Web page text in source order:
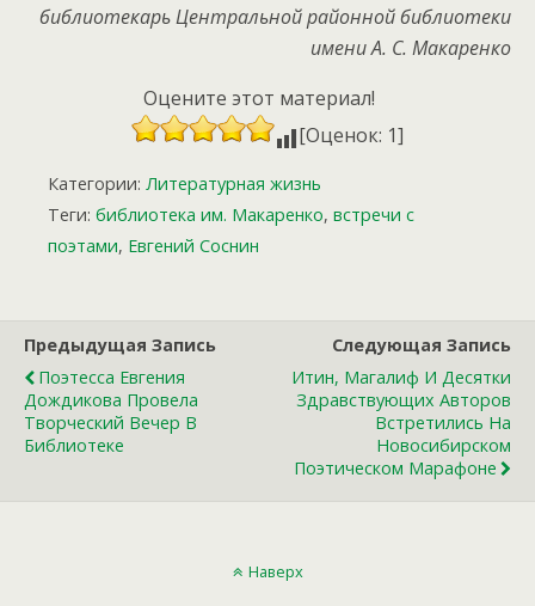
библиотекарь Центральной районной библиотеки
имени А. С. Макаренко
Оцените этот материал!
[Оценок: 1]
Категории: Литературная жизнь
Теги: библиотека им. Макаренко, встречи с
поэтами, Евгений Соснин
Предыдущая Запись
Поэтесса Евгения
Дождикова Провела
Творческий Вечер В
Библиотеке
Следующая Запись
Итин, Магалиф И Десятки
Здравствующих Авторов
Встретились На
Новосибирском
Поэтическом Марафоне
Наверх